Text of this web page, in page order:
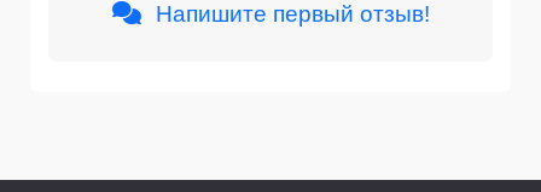
Напишите первый отзыв!